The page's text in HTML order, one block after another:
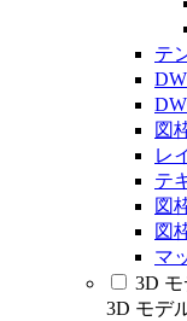
テ
図
レ
テ
図
図
マ
3D
3D モデ